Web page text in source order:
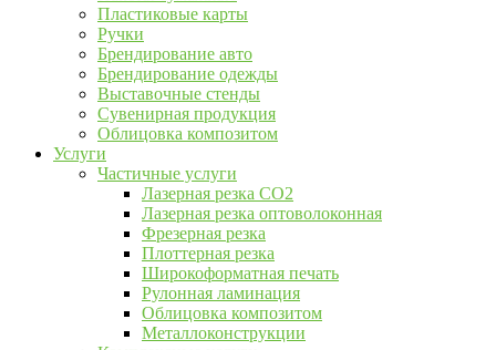
Пластиковые карты
Ручки
Брендирование авто
Брендирование одежды
Выставочные стенды
Сувенирная продукция
Облицовка композитом
Услуги
Частичные услуги
Лазерная резка CO2
Лазерная резка оптоволоконная
Фрезерная резка
Плоттерная резка
Широкоформатная печать
Рулонная ламинация
Облицовка композитом
Металлоконструкции